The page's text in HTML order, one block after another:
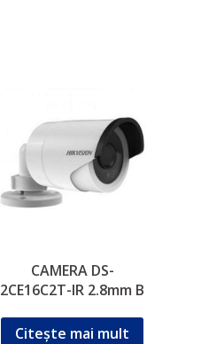
CAMERA DS-
2CE16C2T-IR 2.8mm B
Citește mai mult